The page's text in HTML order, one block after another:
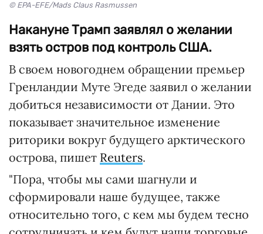
© EPA-EFE/Mads Claus Rasmussen
Накануне Трамп заявлял о желании
взять остров под контроль США.
В своем новогоднем обращении премьер
Гренландии Муте Эгеде заявил о желании
добиться независимости от Дании. Это
показывает значительное изменение
риторики вокруг будущего арктического
острова, пишет Reuters.
"Пора, чтобы мы сами шагнули и
сформировали наше будущее, также
относительно того, с кем мы будем тесно